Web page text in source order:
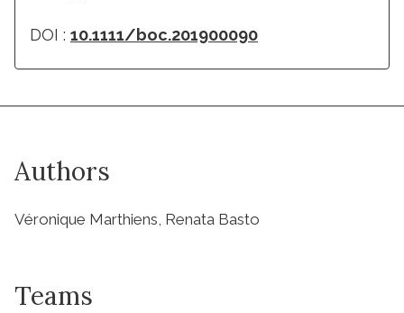
DOI : 10.1111/boc.201900090
Authors
Véronique Marthiens, Renata Basto
Teams